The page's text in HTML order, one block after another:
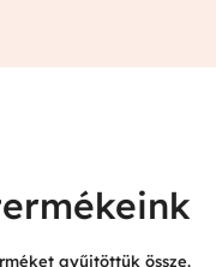
gyűjtöttük össze.